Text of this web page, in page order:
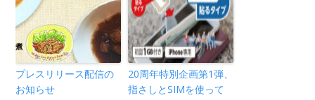
プレスリリース配信の
お知らせ
20周年特別企画第1弾、
指さしとSIMを使って